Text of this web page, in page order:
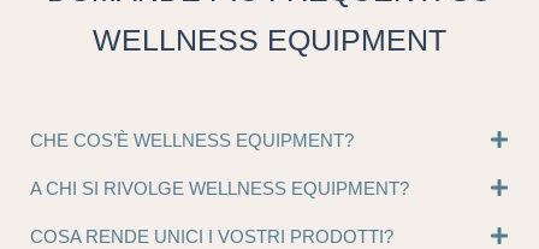
WELLNESS EQUIPMENT
CHE COS’È WELLNESS EQUIPMENT?
A CHI SI RIVOLGE WELLNESS EQUIPMENT?
COSA RENDE UNICI I VOSTRI PRODOTTI?